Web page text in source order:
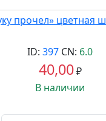
ID: 397 CN: 6.0
40,00₽
В наличии